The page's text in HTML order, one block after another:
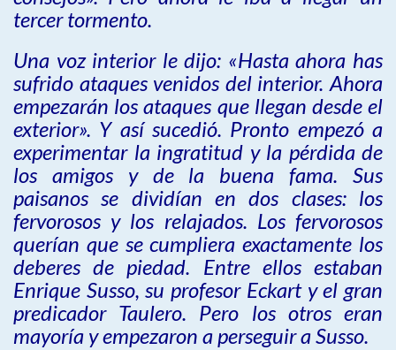
tercer tormento.
Una voz interior le dijo: «Hasta ahora has
sufrido ataques venidos del interior. Ahora
empezarán los ataques que llegan desde el
exterior». Y así sucedió. Pronto empezó a
experimentar la ingratitud y la pérdida de
los amigos y de la buena fama. Sus
paisanos se dividían en dos clases: los
fervorosos y los relajados. Los fervorosos
querían que se cumpliera exactamente los
deberes de piedad. Entre ellos estaban
Enrique Susso, su profesor Eckart y el gran
predicador Taulero. Pero los otros eran
mayoría y empezaron a perseguir a Susso.